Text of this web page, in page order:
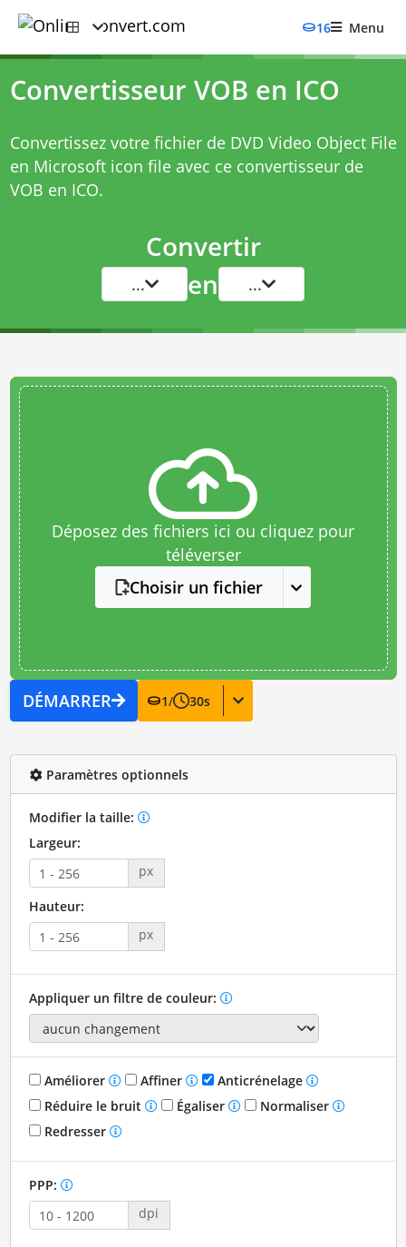
16 Menu
Convertisseur VOB en ICO
Convertissez votre fichier de DVD Video Object File
en Microsoft icon file avec ce convertisseur de
VOB en ICO.
Convertir
... en ...
Déposez des fichiers ici ou cliquez pour
téléverser
Choisir un fichier
DÉMARRER 1/ 30s
Paramètres optionnels
Modifier la taille:
Largeur:
px
Hauteur:
px
Appliquer un filtre de couleur:
Améliorer Affiner
Anticrénelage
Réduire le bruit
Égaliser
Normaliser
Redresser
PPP:
dpi